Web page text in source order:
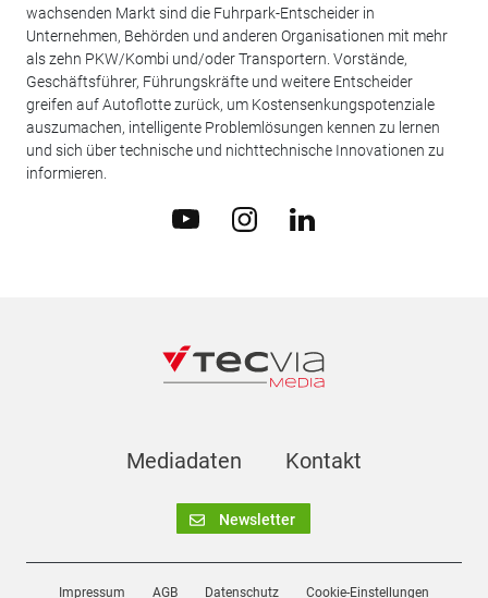
wachsenden Markt sind die Fuhrpark-Entscheider in
Unternehmen, Behörden und anderen Organisationen mit mehr
als zehn PKW/Kombi und/oder Transportern. Vorstände,
Geschäftsführer, Führungskräfte und weitere Entscheider
greifen auf Autoflotte zurück, um Kostensenkungspotenziale
auszumachen, intelligente Problemlösungen kennen zu lernen
und sich über technische und nichttechnische Innovationen zu
informieren.
Mediadaten Kontakt
Newsletter
Impressum AGB Datenschutz Cookie-Einstellungen